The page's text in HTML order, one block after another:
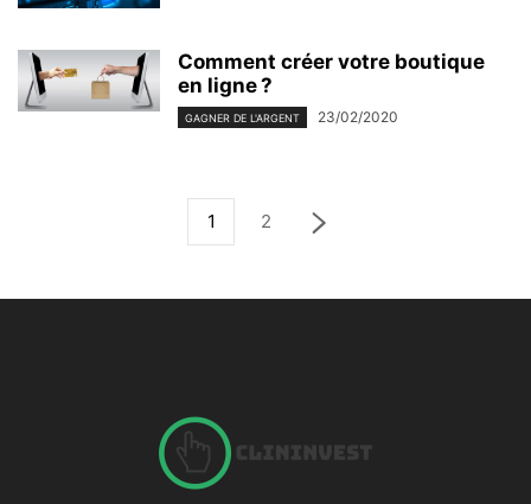
Comment créer votre boutique
en ligne ?
GAGNER DE L'ARGENT 23/02/2020
1 2